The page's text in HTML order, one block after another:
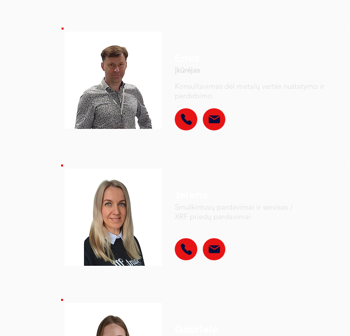
Įkūrėjas
Konsultavimas dėl metalų vertės nustatymo ir
perdirbimo
Smulkintuvų pardavimai ir servisas /
XRF priedų pardavimai